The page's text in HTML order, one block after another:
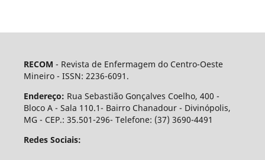
RECOM - Revista de Enfermagem do Centro-Oeste
Mineiro - ISSN: 2236-6091.
Endereço: Rua Sebastião Gonçalves Coelho, 400 -
Bloco A - Sala 110.1- Bairro Chanadour - Divinópolis,
MG - CEP.: 35.501-296- Telefone: (37) 3690-4491
Redes Sociais: